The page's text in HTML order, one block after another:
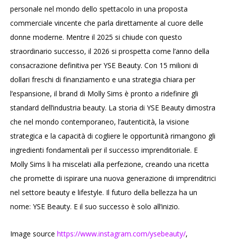
personale nel mondo dello spettacolo in una proposta
commerciale vincente che parla direttamente al cuore delle
donne moderne. Mentre il 2025 si chiude con questo
straordinario successo, il 2026 si prospetta come l’anno della
consacrazione definitiva per YSE Beauty. Con 15 milioni di
dollari freschi di finanziamento e una strategia chiara per
l’espansione, il brand di Molly Sims è pronto a ridefinire gli
standard dell’industria beauty. La storia di YSE Beauty dimostra
che nel mondo contemporaneo, l’autenticità, la visione
strategica e la capacità di cogliere le opportunità rimangono gli
ingredienti fondamentali per il successo imprenditoriale. E
Molly Sims li ha miscelati alla perfezione, creando una ricetta
che promette di ispirare una nuova generazione di imprenditrici
nel settore beauty e lifestyle. Il futuro della bellezza ha un
nome: YSE Beauty. E il suo successo è solo all’inizio.
Image source https://www.instagram.com/ysebeauty/,